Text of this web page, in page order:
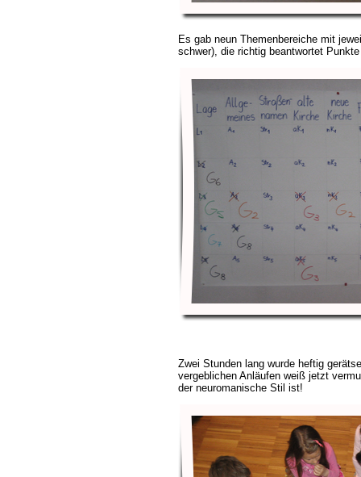
Es gab neun Themenbereiche mit
schwer), die richtig beantwortet
Zwei Stunden lang wurde heftig
vergeblichen Anläufen weiß jetzt
der neuromanische Stil ist!